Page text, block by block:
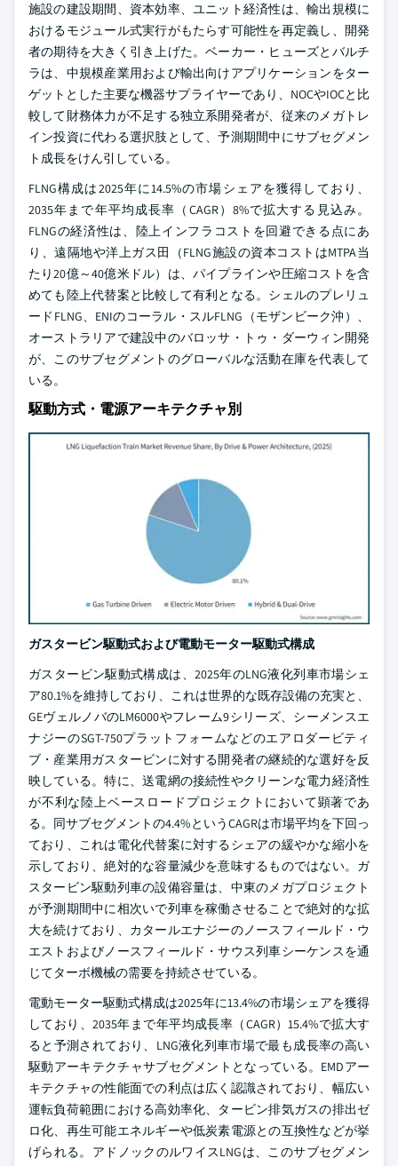
施設の建設期間、資本効率、ユニット経済性は、輸出規模に
おけるモジュール式実行がもたらす可能性を再定義し、開発
者の期待を大きく引き上げた。ベーカー・ヒューズとバルチ
ラは、中規模産業用および輸出向けアプリケーションをター
ゲットとした主要な機器サプライヤーであり、NOCやIOCと比
較して財務体力が不足する独立系開発者が、従来のメガトレ
イン投資に代わる選択肢として、予測期間中にサブセグメン
ト成長をけん引している。
FLNG構成は2025年に14.5%の市場シェアを獲得しており、
2035年まで年平均成長率（CAGR）8%で拡大する見込み。
FLNGの経済性は、陸上インフラコストを回避できる点にあ
り、遠隔地や洋上ガス田（FLNG施設の資本コストはMTPA当
たり20億～40億米ドル）は、パイプラインや圧縮コストを含
めても陸上代替案と比較して有利となる。シェルのプレリュ
ードFLNG、ENIのコーラル・スルFLNG（モザンビーク沖）、
オーストラリアで建設中のバロッサ・トゥ・ダーウィン開発
が、このサブセグメントのグローバルな活動在庫を代表して
いる。
駆動方式・電源アーキテクチャ別
ガスタービン駆動式および電動モーター駆動式構成
ガスタービン駆動式構成は、2025年のLNG液化列車市場シェ
ア80.1%を維持しており、これは世界的な既存設備の充実と、
GEヴェルノバのLM6000やフレーム9シリーズ、シーメンスエ
ナジーのSGT-750プラットフォームなどのエアロダービティ
ブ・産業用ガスタービンに対する開発者の継続的な選好を反
映している。特に、送電網の接続性やクリーンな電力経済性
が不利な陸上ベースロードプロジェクトにおいて顕著であ
る。同サブセグメントの4.4%というCAGRは市場平均を下回っ
ており、これは電化代替案に対するシェアの緩やかな縮小を
示しており、絶対的な容量減少を意味するものではない。ガ
スタービン駆動列車の設備容量は、中東のメガプロジェクト
が予測期間中に相次いで列車を稼働させることで絶対的な拡
大を続けており、カタールエナジーのノースフィールド・ウ
エストおよびノースフィールド・サウス列車シーケンスを通
じてターボ機械の需要を持続させている。
電動モーター駆動式構成は2025年に13.4%の市場シェアを獲得
しており、2035年まで年平均成長率（CAGR）15.4%で拡大す
ると予測されており、LNG液化列車市場で最も成長率の高い
駆動アーキテクチャサブセグメントとなっている。EMDアー
キテクチャの性能面での利点は広く認識されており、幅広い
運転負荷範囲における高効率化、タービン排気ガスの排出ゼ
ロ化、再生可能エネルギーや低炭素電源との互換性などが挙
げられる。アドノックのルワイスLNGは、このサブセグメン